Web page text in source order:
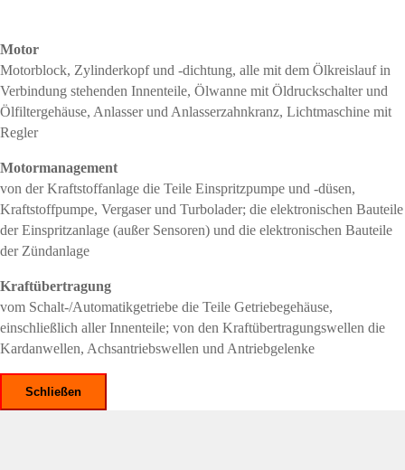
Motor
Motorblock, Zylinderkopf und -dichtung, alle mit dem Ölkreislauf in
Verbindung stehenden Innenteile, Ölwanne mit Öldruckschalter und
Ölfiltergehäuse, Anlasser und Anlasserzahnkranz, Lichtmaschine mit
Regler
Motormanagement
von der Kraftstoffanlage die Teile Einspritzpumpe und -düsen,
Kraftstoffpumpe, Vergaser und Turbolader; die elektronischen Bauteile
der Einspritzanlage (außer Sensoren) und die elektronischen Bauteile
der Zündanlage
Kraftübertragung
vom Schalt-/Automatikgetriebe die Teile Getriebegehäuse,
einschließlich aller Innenteile; von den Kraftübertragungswellen die
Kardanwellen, Achsantriebswellen und Antriebgelenke
Schließen